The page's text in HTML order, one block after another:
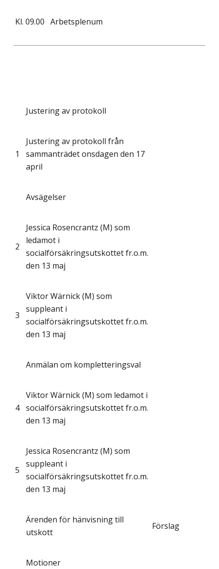
Kl. 09.00 Arbetsplenum
Justering av protokoll
1
Justering av protokoll från
sammanträdet onsdagen den 17
april
Avsägelser
2
Jessica Rosencrantz (M) som
ledamot i
socialförsäkringsutskottet fr.o.m.
den 13 maj
3
Viktor Wärnick (M) som
suppleant i
socialförsäkringsutskottet fr.o.m.
den 13 maj
Anmälan om kompletteringsval
4
Viktor Wärnick (M) som ledamot i
socialförsäkringsutskottet fr.o.m.
den 13 maj
5
Jessica Rosencrantz (M) som
suppleant i
socialförsäkringsutskottet fr.o.m.
den 13 maj
Ärenden för hänvisning till
utskott
Förslag
Motioner